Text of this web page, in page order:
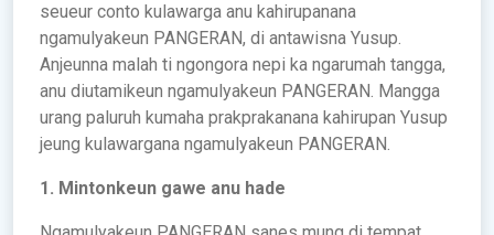
seueur conto kulawarga anu kahirupanana
ngamulyakeun PANGERAN, di antawisna Yusup.
Anjeunna malah ti ngongora nepi ka ngarumah tangga,
anu diutamikeun ngamulyakeun PANGERAN. Mangga
urang paluruh kumaha prakprakanana kahirupan Yusup
jeung kulawargana ngamulyakeun PANGERAN.
1. Mintonkeun gawe anu hade